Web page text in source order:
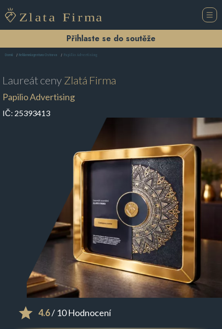
Přihlaste se do soutěže
Domů Reklamní agentura Ostrava Papilio Advertising
Laureát cenyZlatá Firma
Papilio Advertising
IČ: 25393413
4.6/ 10 Hodnocení